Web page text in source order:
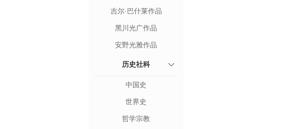
吉尔·巴什莱作品
黑川光广作品
安野光雅作品
历史社科
中国史
世界史
哲学宗教